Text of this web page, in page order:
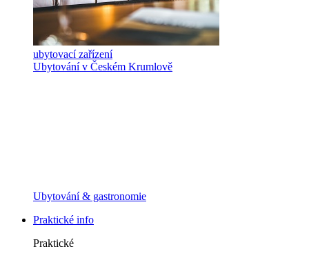
ubytovací zařízení
Ubytování v Českém Krumlově
Ubytování & gastronomie
Praktické info
Praktické